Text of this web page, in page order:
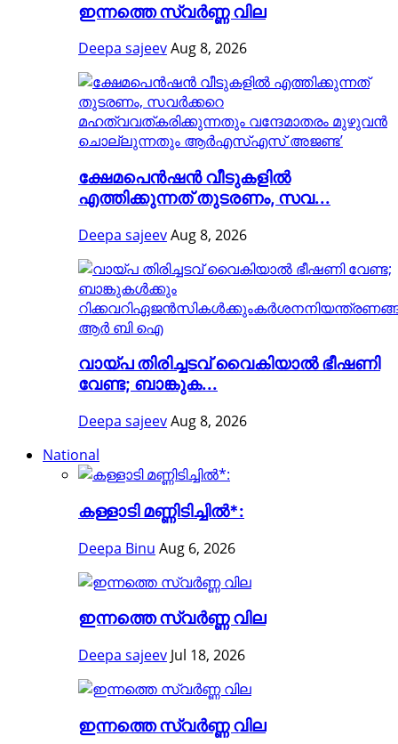
ഇന്നത്തെ സ്വർണ്ണ വില
Deepa sajeevAug 8, 2026
ക്ഷേമപെൻഷൻ വീടുകളിൽ
എത്തിക്കുന്നത് തുടരണം, സവ...
Deepa sajeevAug 8, 2026
വായ്പ തിരിച്ചടവ് വൈകിയാൽ ഭീഷണി
വേണ്ട; ബാങ്കുക...
Deepa sajeevAug 8, 2026
National
കള്ളാടി മണ്ണിടിച്ചിൽ*:
Deepa Binu Aug 6, 2026
ഇന്നത്തെ സ്വർണ്ണ വില
Deepa sajeev Jul 18, 2026
ഇന്നത്തെ സ്വർണ്ണ വില